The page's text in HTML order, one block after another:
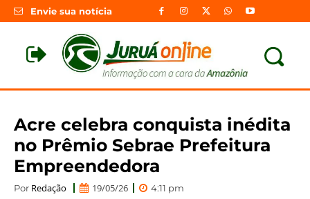
Envie sua notícia
Acre celebra conquista inédita
no Prêmio Sebrae Prefeitura
Empreendedora
Por Redação 19/05/26 4:11 pm